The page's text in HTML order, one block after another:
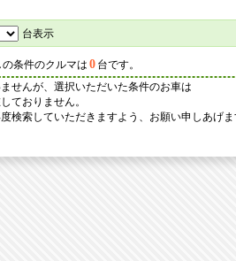
台表示
の条件のクルマは 0 台です。
せんが、選択いただいた条件のお車は
ておりません。
検索していただきますよう、お願い申しあげ